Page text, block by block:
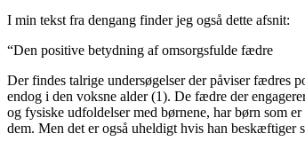
I min tekst fra dengang finder jeg også dette afsnit:
“Den positive betydning af omsorgsfulde fædre
Der findes talrige undersøgelser der påviser fædres
endog i den voksne alder (1). De fædre der
og fysiske udfoldelser med børnene, har børn som
dem. Men det er også uheldigt hvis han beskæftiger